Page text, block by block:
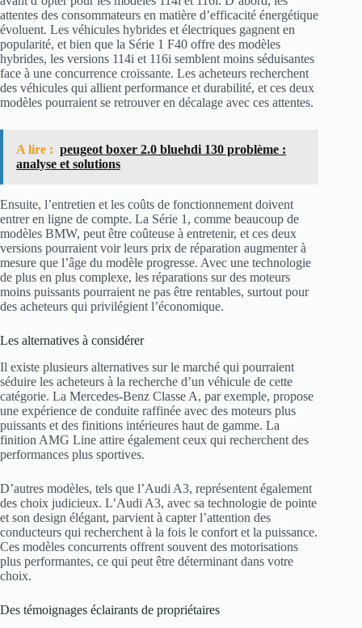
attentes des consommateurs en matière d’efficacité énergétique
évoluent. Les véhicules hybrides et électriques gagnent en
popularité, et bien que la Série 1 F40 offre des modèles
hybrides, les versions 114i et 116i semblent moins séduisantes
face à une concurrence croissante. Les acheteurs recherchent
des véhicules qui allient performance et durabilité, et ces deux
modèles pourraient se retrouver en décalage avec ces attentes.
A lire : peugeot boxer 2.0 bluehdi 130 problème :
analyse et solutions
Ensuite, l’entretien et les coûts de fonctionnement doivent
entrer en ligne de compte. La Série 1, comme beaucoup de
modèles BMW, peut être coûteuse à entretenir, et ces deux
versions pourraient voir leurs prix de réparation augmenter à
mesure que l’âge du modèle progresse. Avec une technologie
de plus en plus complexe, les réparations sur des moteurs
moins puissants pourraient ne pas être rentables, surtout pour
des acheteurs qui privilégient l’économique.
Les alternatives à considérer
Il existe plusieurs alternatives sur le marché qui pourraient
séduire les acheteurs à la recherche d’un véhicule de cette
catégorie. La Mercedes-Benz Classe A, par exemple, propose
une expérience de conduite raffinée avec des moteurs plus
puissants et des finitions intérieures haut de gamme. La
finition AMG Line attire également ceux qui recherchent des
performances plus sportives.
D’autres modèles, tels que l’Audi A3, représentent également
des choix judicieux. L’Audi A3, avec sa technologie de pointe
et son design élégant, parvient à capter l’attention des
conducteurs qui recherchent à la fois le confort et la puissance.
Ces modèles concurrents offrent souvent des motorisations
plus performantes, ce qui peut être déterminant dans votre
choix.
Des témoignages éclairants de propriétaires